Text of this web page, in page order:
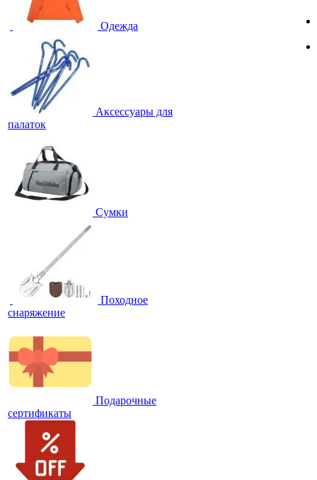
Одежда
Аксессуары для
палаток
Сумки
Походное
снаряжение
Подарочные
сертификаты